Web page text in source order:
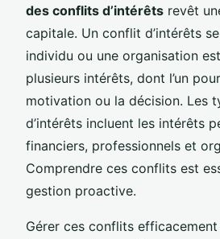
des conflits d’intérêts revêt
capitale. Un conflit d’intérêts
individu ou une organisation
plusieurs intérêts, dont l’un
motivation ou la décision. Les
d’intérêts incluent les intérêts
financiers, professionnels et
Comprendre ces conflits est
gestion proactive.
Gérer ces conflits